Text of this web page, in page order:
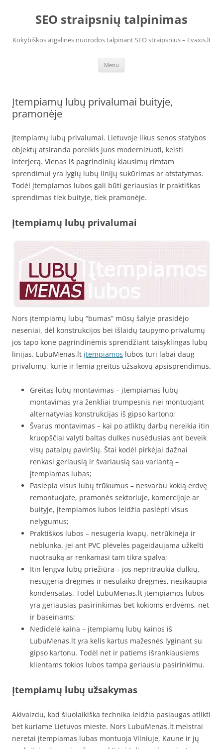
contentSEO straipsnių talpinimas
Kokybiškos atgalinės nuorodos talpinant SEO straipsnius – Evaxis.lt
Menu
Įtempiamų lubų privalumai buityje,
pramonėje
Įtempiamų lubų privalumai. Lietuvoje likus senos statybos
objektų atsiranda poreikis juos modernizuoti, keisti
interjerą. Vienas iš pagrindinių klausimų rimtam
sprendimui yra lygių lubų linijų sukūrimas ar atstatymas.
Todėl įtempiamos lubos gali būti geriausias ir praktiškas
sprendimas tiek buityje, tiek pramonėje.
Įtempiamų lubų privalumai
Nors įtempiamų lubų “bumas” mūsų šalyje prasidėjo
neseniai, dėl konstrukcijos bei išlaidų taupymo privalumų
jos tapo kone pagrindinėmis sprendžiant taisyklingas lubų
linijas. LubuMenas.lt įtempiamos lubos turi labai daug
privalumų, kurie ir lemia greitus užsakovų apsisprendimus.
Greitas lubų montavimas – įtempiamas lubų
montavimas yra ženkliai trumpesnis nei montuojant
alternatyvias konstrukcijas iš gipso kartono;
Švarus montavimas – kai po atliktų darbų nereikia itin
kruopščiai valyti baltas dulkes nusėdusias ant beveik
visų patalpų paviršių. Štai kodėl pirkėjai dažnai
renkasi geriausią ir švariausią sau variantą –
įtempiamas lubas;
Paslepia visus lubų trūkumus – nesvarbu kokią erdvę
remontuojate, pramonės sektoriuje, komercijoje ar
buityje, įtempiamos lubos leidžia paslėpti visus
nelygumus;
Praktiškos lubos – nesugeria kvapų, netrūkinėja ir
neblunka, jei ant PVC plėvelės pageidaujama užkelti
nuotrauką ar renkamasi tam tikra spalva;
Itin lengva lubų priežiūra – jos nepritraukia dulkių,
nesugeria drėgmės ir nesulaiko drėgmės, nesikaupia
kondensatas. Todėl LubuMenas.lt įtempiamos lubos
yra geriausias pasirinkimas bet kokioms erdvėms, net
ir baseinams;
Nedidelė kaina – įtempiamų lubų kainos iš
LubuMenas.lt yra kelis kartus mažesnės lyginant su
gipso kartonu. Todėl net ir patiems išrankiausiems
klientams tokios lubos tampa geriausiu pasirinkimu.
Įtempiamų lubų užsakymas
Akivaizdu, kad šiuolaikiška technika leidžia paslaugas atlikti
bet kuriame Lietuvos mieste. Nors LubuMenas.lt meistrai
neretai įtempiamas lubas montuoja Vilniuje, Kaune ir jų